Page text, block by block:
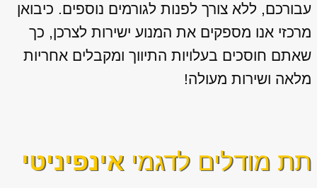
עבורכם, ללא צורך לפנות לגורמים נוספים. כיבואן
מרכזי אנו מספקים את המנוע ישירות לצרכן, כך
שאתם חוסכים בעלויות התיווך ומקבלים אחריות
מלאה ושירות מעולה!
תת מודלים לדגמי אינפיניטי